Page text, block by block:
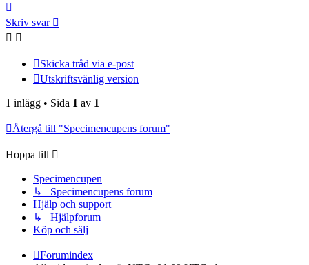
Skriv svar
Skicka tråd via e-post
Utskriftsvänlig version
1 inlägg • Sida 1 av 1
Återgå till "Specimencupens forum"
Hoppa till
Specimencupen
↳ Specimencupens forum
Hjälp och support
↳ Hjälpforum
Köp och sälj
Forumindex